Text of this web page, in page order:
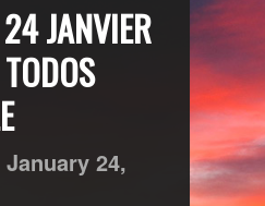
JANVIER
January 24,